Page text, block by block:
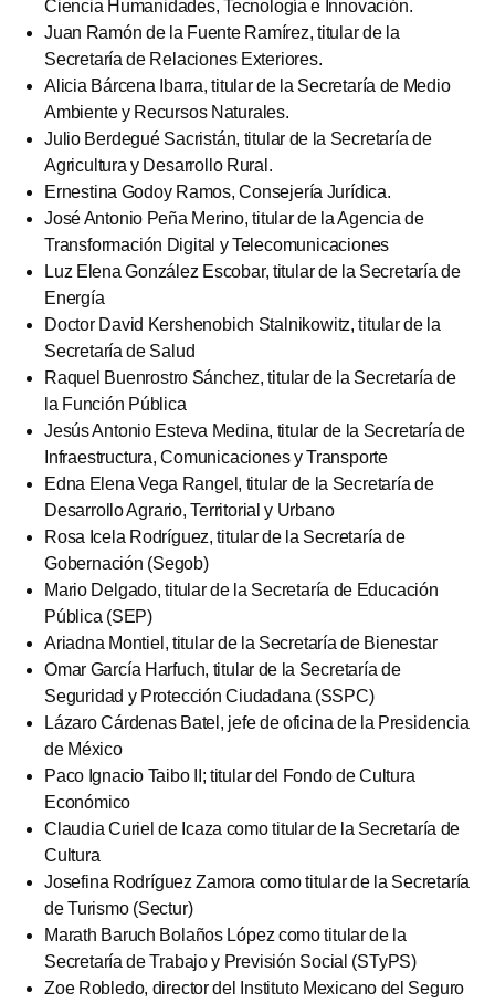
Ciencia Humanidades, Tecnología e Innovación.
Juan Ramón de la Fuente Ramírez, titular de la
Secretaría de Relaciones Exteriores.
Alicia Bárcena Ibarra, titular de la Secretaría de Medio
Ambiente y Recursos Naturales.
Julio Berdegué Sacristán, titular de la Secretaría de
Agricultura y Desarrollo Rural.
Ernestina Godoy Ramos, Consejería Jurídica.
José Antonio Peña Merino, titular de la Agencia de
Transformación Digital y Telecomunicaciones
Luz Elena González Escobar, titular de la Secretaría de
Energía
Doctor David Kershenobich Stalnikowitz, titular de la
Secretaría de Salud
Raquel Buenrostro Sánchez, titular de la Secretaría de
la Función Pública
Jesús Antonio Esteva Medina, titular de la Secretaría de
Infraestructura, Comunicaciones y Transporte
Edna Elena Vega Rangel, titular de la Secretaría de
Desarrollo Agrario, Territorial y Urbano
Rosa Icela Rodríguez, titular de la Secretaría de
Gobernación (Segob)
Mario Delgado, titular de la Secretaría de Educación
Pública (SEP)
Ariadna Montiel, titular de la Secretaría de Bienestar
Omar García Harfuch, titular de la Secretaría de
Seguridad y Protección Ciudadana (SSPC)
Lázaro Cárdenas Batel, jefe de oficina de la Presidencia
de México
Paco Ignacio Taibo II; titular del Fondo de Cultura
Económico
Claudia Curiel de Icaza como titular de la Secretaría de
Cultura
Josefina Rodríguez Zamora como titular de la Secretaría
de Turismo (Sectur)
Marath Baruch Bolaños López como titular de la
Secretaría de Trabajo y Previsión Social (STyPS)
Zoe Robledo, director del Instituto Mexicano del Seguro